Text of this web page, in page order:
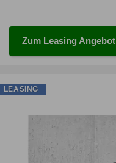
Zum Leasing Angebot
LEASING